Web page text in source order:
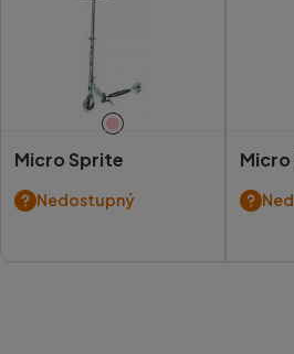
Micro Sprite
Nedostupný
Micro